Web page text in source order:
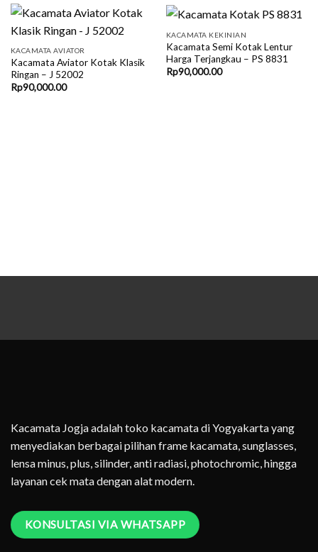
KACAMATA AVIATOR
Kacamata Aviator Kotak Klasik
Ringan – J 52002
Rp90,000.00
KACAMATA KEKINIAN
Kacamata Semi Kotak Lentur
Harga Terjangkau – PS 8831
Rp90,000.00
Kacamata Jogja adalah toko kacamata di Yogyakarta yang
menyediakan berbagai pilihan frame kacamata, sunglasses,
lensa minus, plus, silinder, anti radiasi, photochromic, hingga
layanan cek mata dengan alat modern.
KONSULTASI VIA WHATSAPP